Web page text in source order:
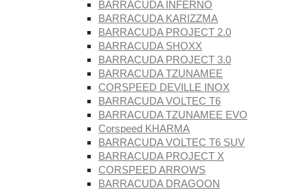
BARRACUDA INFERNO
BARRACUDA KARIZZMA
BARRACUDA PROJECT 2.0
BARRACUDA SHOXX
BARRACUDA PROJECT 3.0
BARRACUDA TZUNAMEE
CORSPEED DEVILLE INOX
BARRACUDA VOLTEC T6
BARRACUDA TZUNAMEE EVO
Corspeed KHARMA
BARRACUDA VOLTEC T6 SUV
BARRACUDA PROJECT X
CORSPEED ARROWS
BARRACUDA DRAGOON